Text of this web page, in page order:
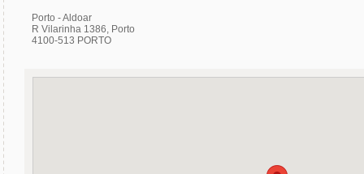
Porto - Aldoar
R Vilarinha 1386, Porto
4100-513 PORTO